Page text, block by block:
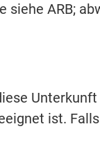
ARB;
ist.